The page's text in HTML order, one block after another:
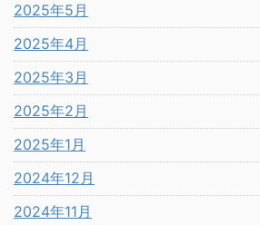
2025年5月
2025年4月
2025年3月
2025年2月
2025年1月
2024年12月
2024年11月